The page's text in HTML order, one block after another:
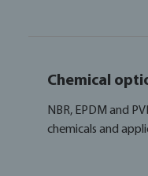
Chemical
NBR, EPDM and
chemicals and